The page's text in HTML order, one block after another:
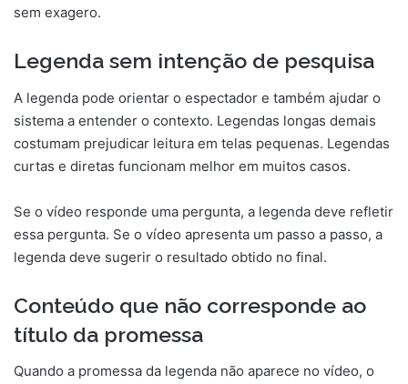
sem exagero.
Legenda sem intenção de pesquisa
A legenda pode orientar o espectador e também ajudar o
sistema a entender o contexto. Legendas longas demais
costumam prejudicar leitura em telas pequenas. Legendas
curtas e diretas funcionam melhor em muitos casos.
Se o vídeo responde uma pergunta, a legenda deve refletir
essa pergunta. Se o vídeo apresenta um passo a passo, a
legenda deve sugerir o resultado obtido no final.
Conteúdo que não corresponde ao
título da promessa
Quando a promessa da legenda não aparece no vídeo, o